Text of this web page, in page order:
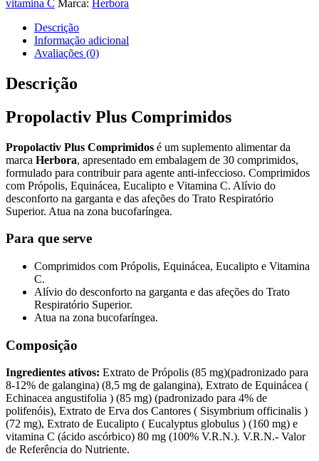
vitamina C Marca: Herbora
Descrição
Informação adicional
Avaliações (0)
Descrição
Propolactiv Plus Comprimidos
Propolactiv Plus Comprimidos é um suplemento alimentar da
marca Herbora, apresentado em embalagem de 30 comprimidos,
formulado para contribuir para agente anti-infeccioso. Comprimidos
com Própolis, Equinácea, Eucalipto e Vitamina C. Alívio do
desconforto na garganta e das afeções do Trato Respiratório
Superior. Atua na zona bucofaríngea.
Para que serve
Comprimidos com Própolis, Equinácea, Eucalipto e Vitamina
C.
Alívio do desconforto na garganta e das afeções do Trato
Respiratório Superior.
Atua na zona bucofaríngea.
Composição
Ingredientes ativos: Extrato de Própolis (85 mg)(padronizado para
8-12% de galangina) (8,5 mg de galangina), Extrato de Equinácea (
Echinacea angustifolia ) (85 mg) (padronizado para 4% de
polifenóis), Extrato de Erva dos Cantores ( Sisymbrium officinalis )
(72 mg), Extrato de Eucalipto ( Eucalyptus globulus ) (160 mg) e
vitamina C (ácido ascórbico) 80 mg (100% V.R.N.). V.R.N.- Valor
de Referência do Nutriente.